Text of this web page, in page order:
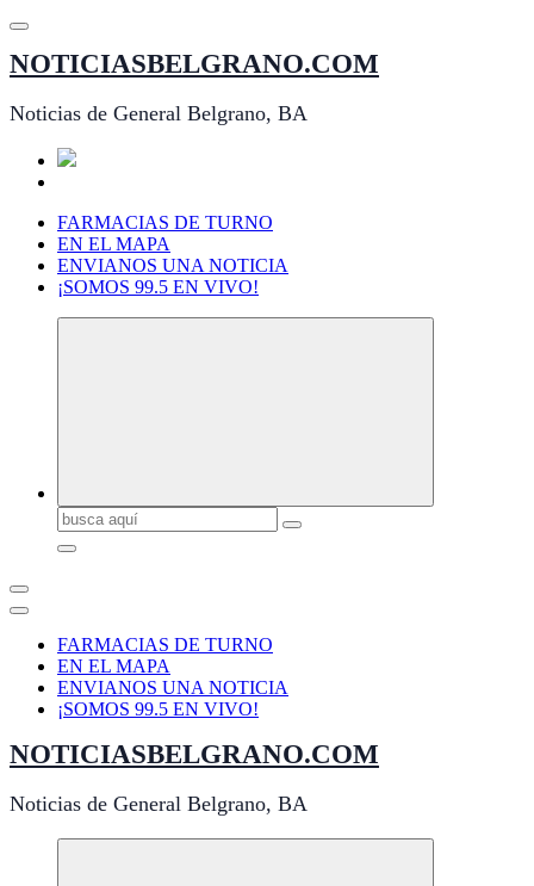
Saltar
contenido
NOTICIASBELGRANO.COM
Noticias de General Belgrano, BA
FARMACIAS DE TURNO
EN EL MAPA
ENVIANOS UNA NOTICIA
¡SOMOS 99.5 EN VIVO!
Buscar:
FARMACIAS DE TURNO
EN EL MAPA
ENVIANOS UNA NOTICIA
¡SOMOS 99.5 EN VIVO!
NOTICIASBELGRANO.COM
Noticias de General Belgrano, BA